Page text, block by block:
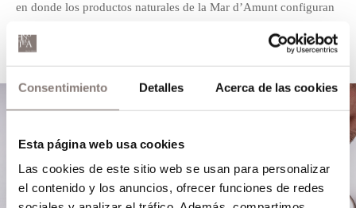
Consentimiento Detalles Acerca de las cookies
Esta página web usa cookies
Las cookies de este sitio web se usan para personalizar
el contenido y los anuncios, ofrecer funciones de redes
en donde los productos naturales de la Mar d’Amunt configuran